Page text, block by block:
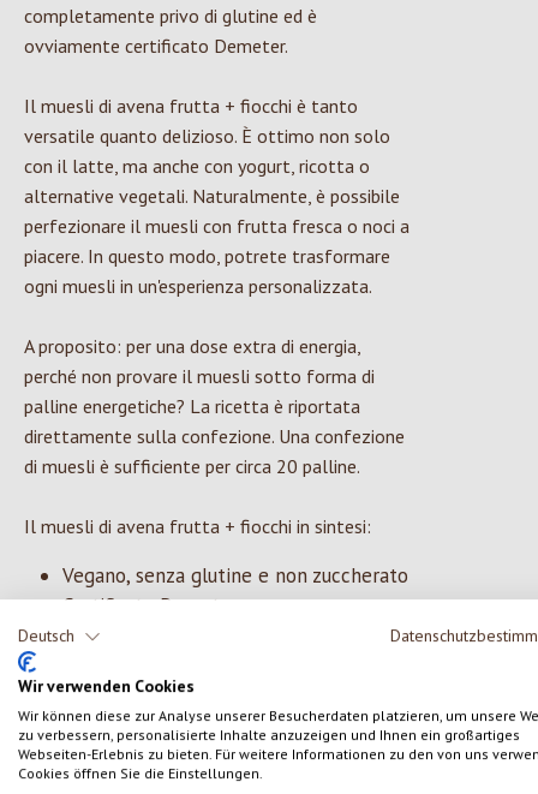
Deutsch
Wir verwenden Cookies
Wir können diese zur Analyse unserer Besucherdaten platzieren, um unsere
zu verbessern, personalisierte Inhalte anzuzeigen und Ihnen ein großartiges
Webseiten-Erlebnis zu bieten. Für weitere Informationen zu den von uns
Cookies öffnen Sie die Einstellungen.
completamente privo di glutine ed è
ovviamente certificato Demeter.
Il muesli di avena frutta + fiocchi è tanto
versatile quanto delizioso. È ottimo non solo
con il latte, ma anche con yogurt, ricotta o
alternative vegetali. Naturalmente, è possibile
perfezionare il muesli con frutta fresca o noci a
piacere. In questo modo, potrete trasformare
ogni muesli in un'esperienza personalizzata.
A proposito: per una dose extra di energia,
perché non provare il muesli sotto forma di
palline energetiche? La ricetta è riportata
direttamente sulla confezione. Una confezione
di muesli è sufficiente per circa 20 palline.
Il muesli di avena frutta + fiocchi in sintesi:
Vegano, senza glutine e non zuccherato
Certificato Demeter
Registrato presso la Società tedesca
Dolcezza naturale grazie alla deliziosa
frutta secca
Con fiocchi croccanti